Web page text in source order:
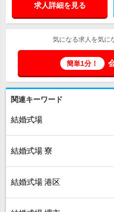
求人詳細を見る
気になる求人を気に
簡単1分！
関連キーワード
結婚式場
結婚式場 寮
結婚式場 港区